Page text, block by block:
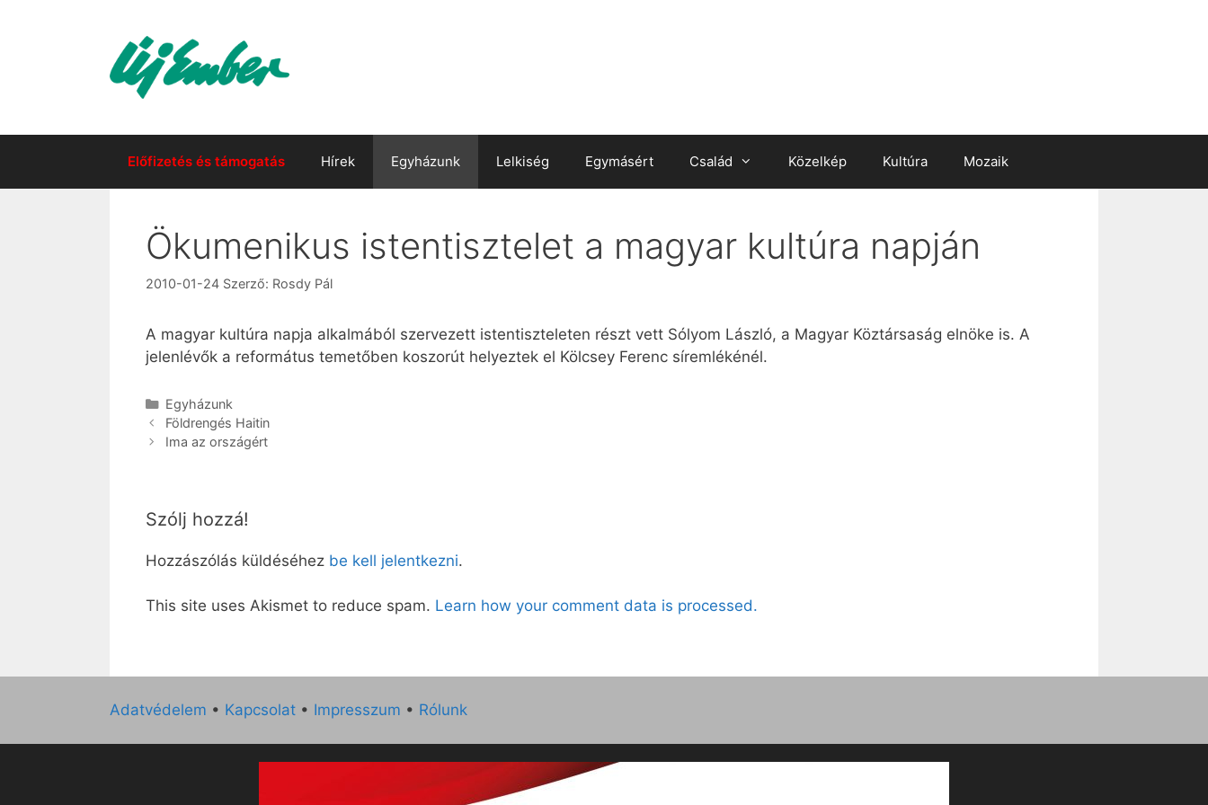
Előfizetés és támogatás Hírek Egyházunk Lelkiség Egymásért Család Közelkép Kultúra Mozaik
Ökumenikus istentisztelet a magyar kultúra napján
2010-01-24 Szerző: Rosdy Pál
A magyar kultúra napja alkalmából szervezett istentiszteleten részt vett Sólyom László, a Magyar Köztársaság elnöke is. A
jelenlévők a református temetőben koszorút helyeztek el Kölcsey Ferenc síremlékénél.
Kategória
Egyházunk
Földrengés Haitin
Ima az országért
Szólj hozzá!
Hozzászólás küldéséhez be kell jelentkezni.
This site uses Akismet to reduce spam. Learn how your comment data is processed.
Adatvédelem • Kapcsolat • Impresszum • Rólunk